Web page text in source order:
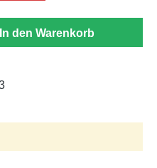
In den Warenkorb